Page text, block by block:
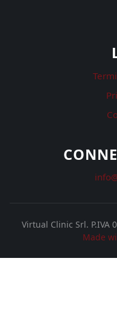
Virtual Clinic Srl. P.IVA
Made